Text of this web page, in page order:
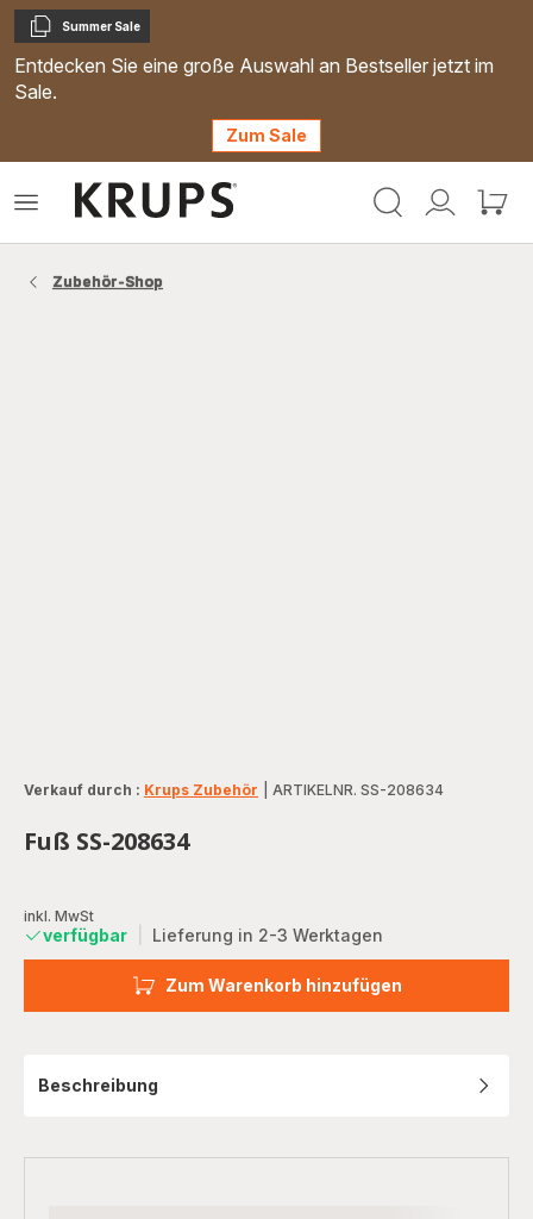
Kopieren
Summer Sale
Entdecken Sie eine große Auswahl an Bestseller jetzt im
Sale.
Zum Sale
Mein
Mein
Das
Zubehör-Shop
Verkauf durch : Krups Zubehör ARTIKELNR. SS-208634
Fuß SS-208634
inkl. MwSt
verfügbar Lieferung in 2-3 Werktagen
Zum Warenkorb hinzufügen
Beschreibung